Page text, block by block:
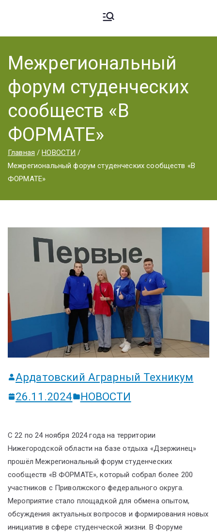
Ардато
вский
Аграрн
Техник
ум
аграрный
техникум».
Межрегиональный
форум студенческих
сообществ «В
ФОРМАТЕ»
Главная
НОВОСТИ
Межрегиональный форум студенческих сообществ «В
ФОРМАТЕ»
Ардатовский Аграрный Техникум
26.11.2024
НОВОСТИ
С 22 по 24 ноября 2024 года на территории
Нижегородской области на базе отдыха «Дзержинец»
прошёл Межрегиональный форум студенческих
сообществ «В ФОРМАТЕ», который собрал более 200
участников с Приволжского федерального округа.
Мероприятие стало площадкой для обмена опытом,
обсуждения актуальных вопросов и формирования новых
инициатив в сфере студенческой жизни. В Форуме